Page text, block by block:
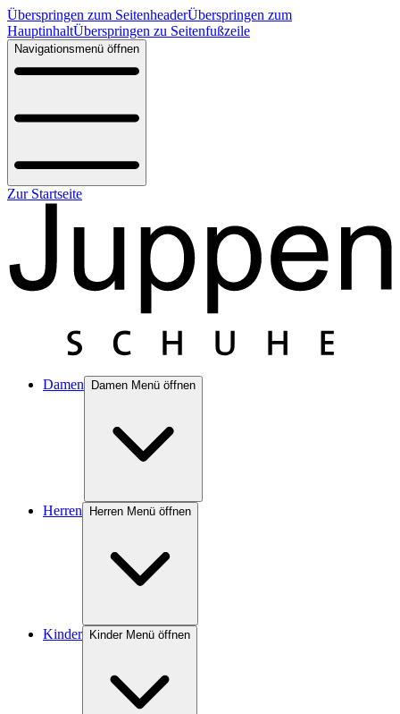
Überspringen zum SeitenheaderÜberspringen zum
HauptinhaltÜberspringen zu Seitenfußzeile
Navigationsmenü öffnen
Zur Startseite
Damen Damen Menü öffnen
Herren Herren Menü öffnen
Kinder Kinder Menü öffnen